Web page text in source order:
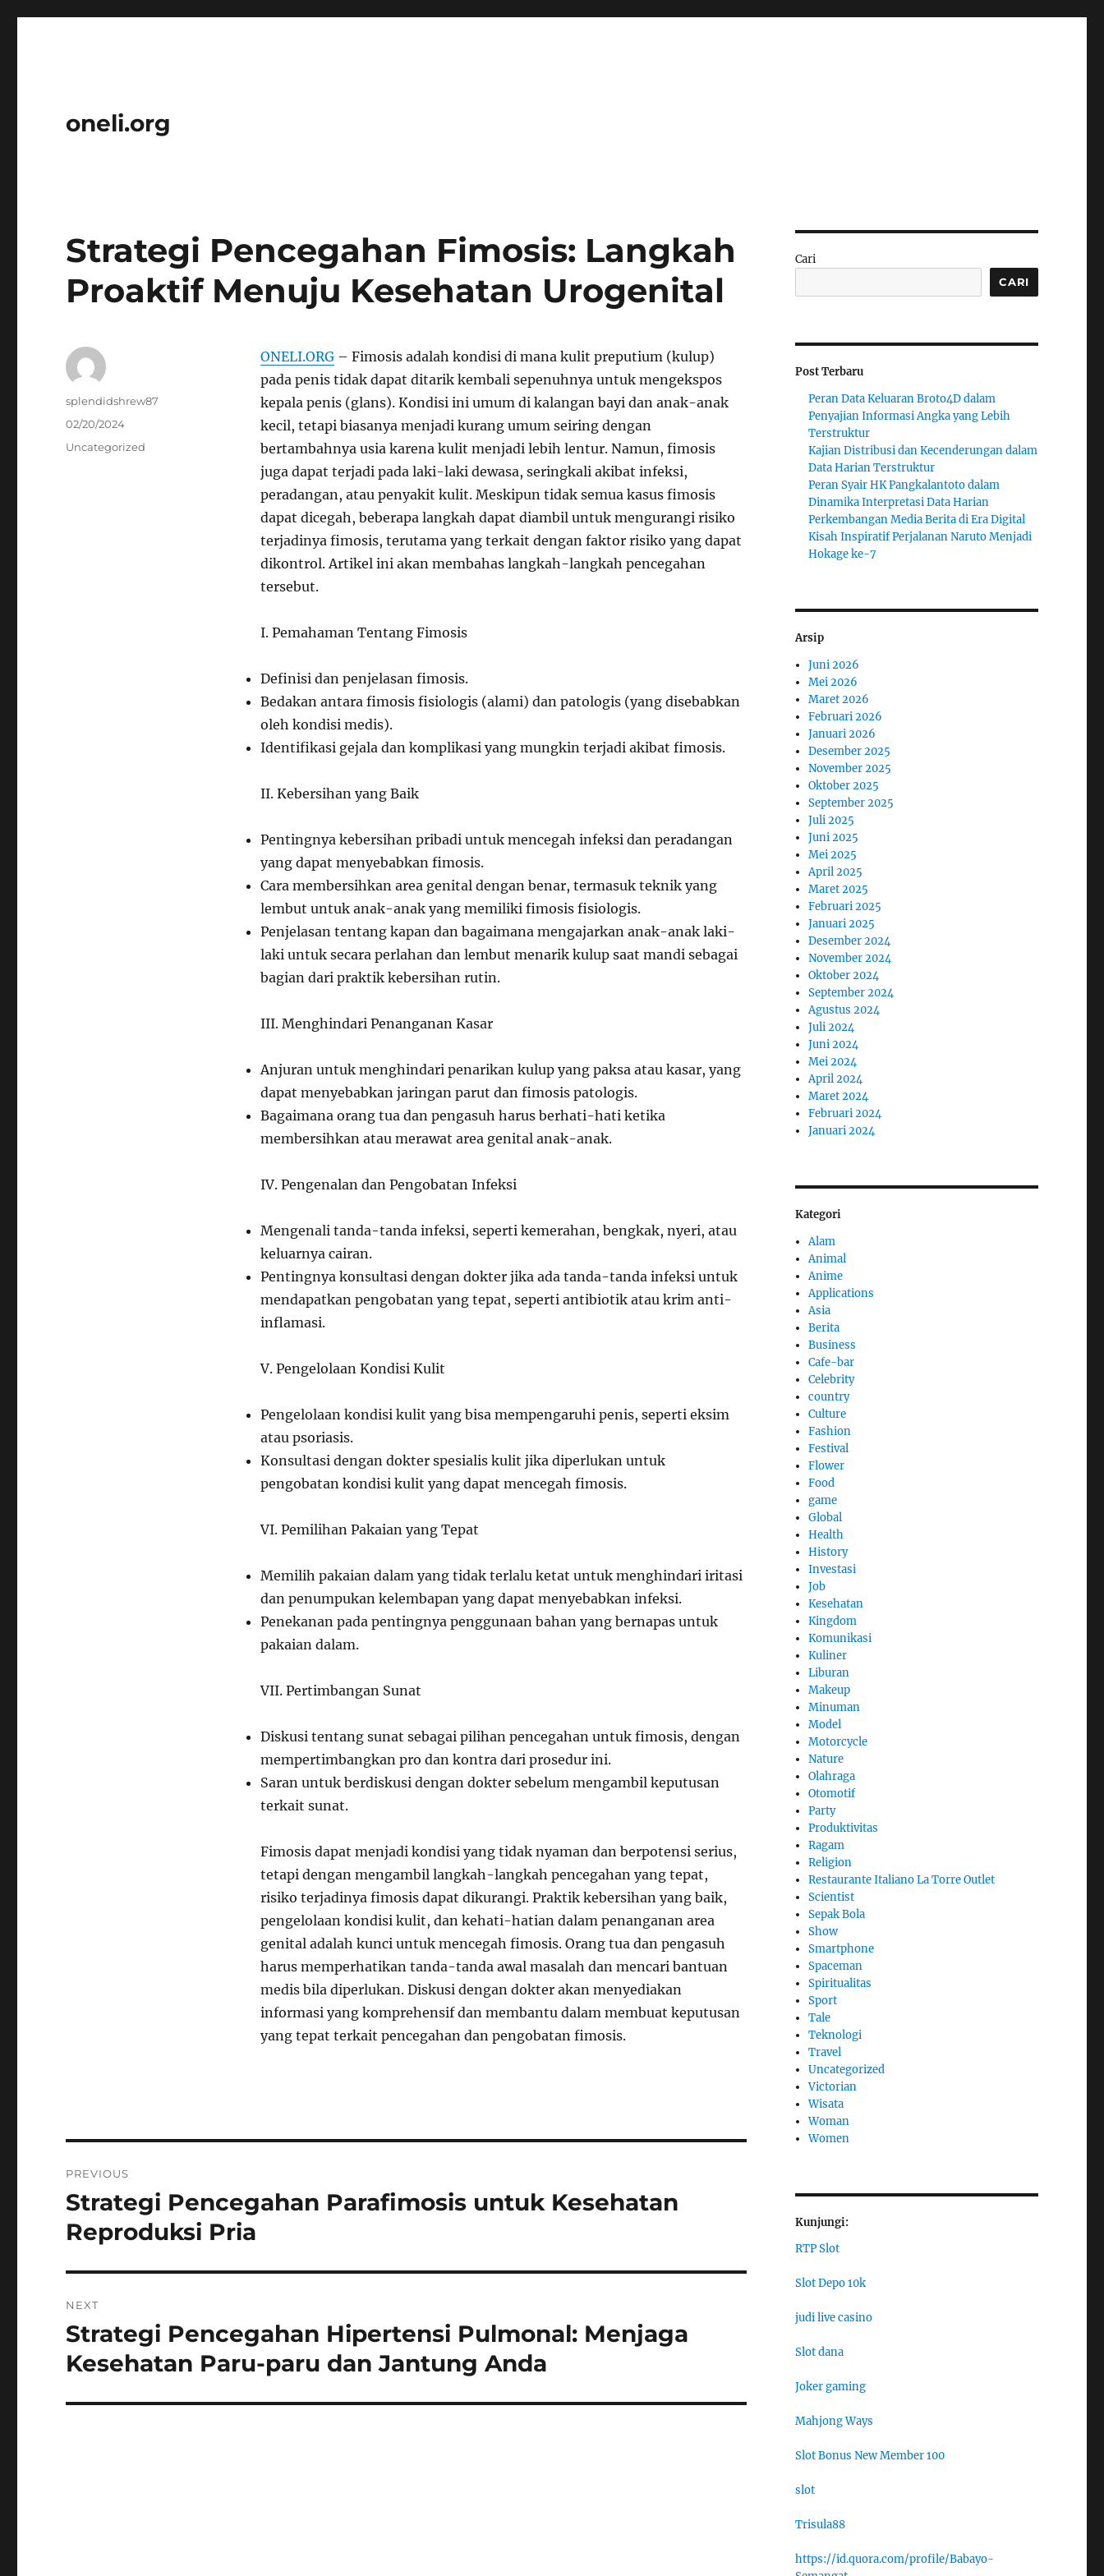
oneli.org
Strategi Pencegahan Fimosis: Langkah
Proaktif Menuju Kesehatan Urogenital
ONELI.ORG– Fimosis adalah kondisi di mana kulit preputium (kulup)
pada penis tidak dapat ditarik kembali sepenuhnya untuk mengekspos
kepala penis (glans). Kondisi ini umum di kalangan bayi dan anak-anak
kecil, tetapi biasanya menjadi kurang umum seiring dengan
bertambahnya usia karena kulit menjadi lebih lentur. Namun, fimosis
juga dapat terjadi pada laki-laki dewasa, seringkali akibat infeksi,
peradangan, atau penyakit kulit. Meskipun tidak semua kasus fimosis
dapat dicegah, beberapa langkah dapat diambil untuk mengurangi risiko
terjadinya fimosis, terutama yang terkait dengan faktor risiko yang dapat
dikontrol. Artikel ini akan membahas langkah-langkah pencegahan
tersebut.
I. Pemahaman Tentang Fimosis
Definisi dan penjelasan fimosis.
Bedakan antara fimosis fisiologis (alami) dan patologis (yang disebabkan
oleh kondisi medis).
Identifikasi gejala dan komplikasi yang mungkin terjadi akibat fimosis.
II. Kebersihan yang Baik
Pentingnya kebersihan pribadi untuk mencegah infeksi dan peradangan
yang dapat menyebabkan fimosis.
Cara membersihkan area genital dengan benar, termasuk teknik yang
lembut untuk anak-anak yang memiliki fimosis fisiologis.
Penjelasan tentang kapan dan bagaimana mengajarkan anak-anak laki-
laki untuk secara perlahan dan lembut menarik kulup saat mandi sebagai
bagian dari praktik kebersihan rutin.
III. Menghindari Penanganan Kasar
Anjuran untuk menghindari penarikan kulup yang paksa atau kasar, yang
dapat menyebabkan jaringan parut dan fimosis patologis.
Bagaimana orang tua dan pengasuh harus berhati-hati ketika
membersihkan atau merawat area genital anak-anak.
IV. Pengenalan dan Pengobatan Infeksi
Mengenali tanda-tanda infeksi, seperti kemerahan, bengkak, nyeri, atau
keluarnya cairan.
Pentingnya konsultasi dengan dokter jika ada tanda-tanda infeksi untuk
mendapatkan pengobatan yang tepat, seperti antibiotik atau krim anti-
inflamasi.
V. Pengelolaan Kondisi Kulit
Pengelolaan kondisi kulit yang bisa mempengaruhi penis, seperti eksim
atau psoriasis.
Konsultasi dengan dokter spesialis kulit jika diperlukan untuk
pengobatan kondisi kulit yang dapat mencegah fimosis.
VI. Pemilihan Pakaian yang Tepat
Memilih pakaian dalam yang tidak terlalu ketat untuk menghindari iritasi
dan penumpukan kelembapan yang dapat menyebabkan infeksi.
Penekanan pada pentingnya penggunaan bahan yang bernapas untuk
pakaian dalam.
VII. Pertimbangan Sunat
Diskusi tentang sunat sebagai pilihan pencegahan untuk fimosis, dengan
mempertimbangkan pro dan kontra dari prosedur ini.
Saran untuk berdiskusi dengan dokter sebelum mengambil keputusan
terkait sunat.
Fimosis dapat menjadi kondisi yang tidak nyaman dan berpotensi serius,
tetapi dengan mengambil langkah-langkah pencegahan yang tepat,
risiko terjadinya fimosis dapat dikurangi. Praktik kebersihan yang baik,
pengelolaan kondisi kulit, dan kehati-hatian dalam penanganan area
genital adalah kunci untuk mencegah fimosis. Orang tua dan pengasuh
harus memperhatikan tanda-tanda awal masalah dan mencari bantuan
medis bila diperlukan. Diskusi dengan dokter akan menyediakan
informasi yang komprehensif dan membantu dalam membuat keputusan
yang tepat terkait pencegahan dan pengobatan fimosis.
Author
splendidshrew87
Posted
02/20/2024
Categories
Uncategorized
pos
PREVIOUS
Previous
post:
Strategi Pencegahan Parafimosis untuk Kesehatan
Reproduksi Pria
NEXT
Next
post:
Strategi Pencegahan Hipertensi Pulmonal: Menjaga
Kesehatan Paru-paru dan Jantung Anda
Cari
CARI
Post Terbaru
Peran Data Keluaran Broto4D dalam
Penyajian Informasi Angka yang Lebih
Terstruktur
Kajian Distribusi dan Kecenderungan dalam
Data Harian Terstruktur
Peran Syair HK Pangkalantoto dalam
Dinamika Interpretasi Data Harian
Perkembangan Media Berita di Era Digital
Kisah Inspiratif Perjalanan Naruto Menjadi
Hokage ke-7
Arsip
Juni 2026
Mei 2026
Maret 2026
Februari 2026
Januari 2026
Desember 2025
November 2025
Oktober 2025
September 2025
Juli 2025
Juni 2025
Mei 2025
April 2025
Maret 2025
Februari 2025
Januari 2025
Desember 2024
November 2024
Oktober 2024
September 2024
Agustus 2024
Juli 2024
Juni 2024
Mei 2024
April 2024
Maret 2024
Februari 2024
Januari 2024
Kategori
Alam
Animal
Anime
Applications
Asia
Berita
Business
Cafe-bar
Celebrity
country
Culture
Fashion
Festival
Flower
Food
game
Global
Health
History
Investasi
Job
Kesehatan
Kingdom
Komunikasi
Kuliner
Liburan
Makeup
Minuman
Model
Motorcycle
Nature
Olahraga
Otomotif
Party
Produktivitas
Ragam
Religion
Restaurante Italiano La Torre Outlet
Scientist
Sepak Bola
Show
Smartphone
Spaceman
Spiritualitas
Sport
Tale
Teknologi
Travel
Uncategorized
Victorian
Wisata
Woman
Women
Kunjungi:
RTP Slot
Slot Depo 10k
judi live casino
Slot dana
Joker gaming
Mahjong Ways
Slot Bonus New Member 100
slot
Trisula88
https://id.quora.com/profile/Babayo-